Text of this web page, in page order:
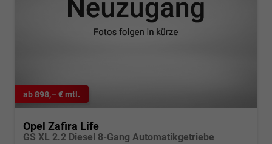
ab 898,– € mtl.
Opel Zafira Life
GS XL 2.2 Diesel 8-Gang Automatikgetriebe